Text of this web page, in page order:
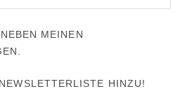
MEINEN
HINZU!